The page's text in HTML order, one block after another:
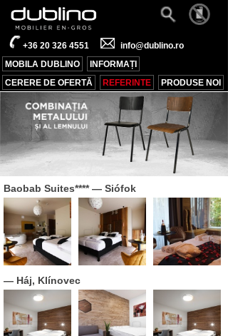
+36 20 326 4551
info@dublino.ro
MOBILA DUBLINO
INFORMAȚI
CERERE DE OFERTĂ
REFERINTE PRODUSE NOI
Baobab Suites****— Siófok
— Háj, Klínovec